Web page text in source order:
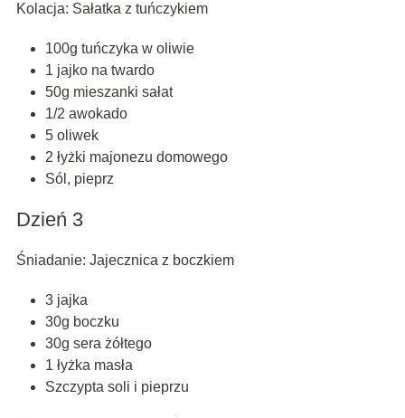
Kolacja: Sałatka z tuńczykiem
100g tuńczyka w oliwie
1 jajko na twardo
50g mieszanki sałat
1/2 awokado
5 oliwek
2 łyżki majonezu domowego
Sól, pieprz
Dzień 3
Śniadanie: Jajecznica z boczkiem
3 jajka
30g boczku
30g sera żółtego
1 łyżka masła
Szczypta soli i pieprzu